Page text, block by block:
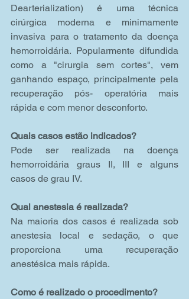
Dearterialization) é uma técnica
cirúrgica moderna e minimamente
invasiva para o tratamento da doença
hemorroidária. Popularmente difundida
como a "cirurgia sem cortes", vem
ganhando espaço, principalmente pela
recuperação pós- operatória mais
rápida e com menor desconforto.
Quais casos estão indicados?
Pode ser realizada na doença
hemorroidária graus II, III e alguns
casos de grau IV.
Qual anestesia é realizada?
Na maioria dos casos é realizada sob
anestesia local e sedação, o que
proporciona uma recuperação
anestésica mais rápida.
Como é realizado o procedimento?